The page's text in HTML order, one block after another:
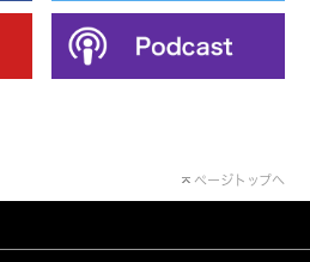
ページトップへ